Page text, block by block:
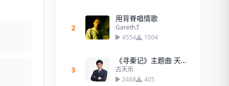
2
用背脊唱情歌
Gareth.T
4554
1004
3
《寻秦记》主题曲 天命最高
古天乐
2488
405